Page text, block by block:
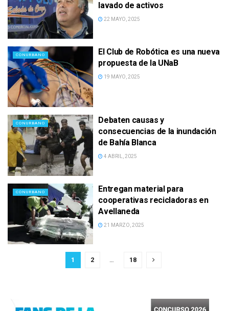
lavado de activos
22 MAYO, 2025
CONURBANO
El Club de Robótica es una nueva
propuesta de la UNaB
19 MAYO, 2025
CONURBANO
Debaten causas y
consecuencias de la inundación
de Bahía Blanca
4 ABRIL, 2025
CONURBANO
Entregan material para
cooperativas recicladoras en
Avellaneda
21 MARZO, 2025
1 2 … 18